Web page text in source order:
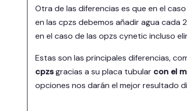
Otra de las diferencias es que en el
en las cpzs debemos añadir agua cada
en el caso de las opzs cynetic incluso
Estas son las principales diferencias,
cpzsgracias a su placa tubular con el
opciones nos darán el mejor resultado